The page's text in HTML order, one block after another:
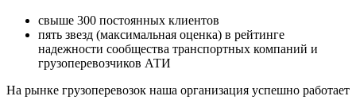
свыше 300 постоянных клиентов
пять звезд (максимальная оценка) в рейтинге
надежности сообщества транспортных компаний и
грузоперевозчиков АТИ
На рынке грузоперевозок наша организация успешно работает